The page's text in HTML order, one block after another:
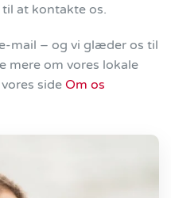
at kontakte os.
mail – og vi glæder os til
mere om vores lokale
side Om os